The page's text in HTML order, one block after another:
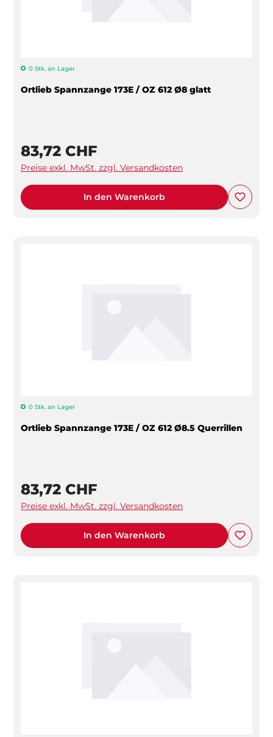
0 Stk. an Lager
Ortlieb Spannzange 173E / OZ 612 Ø8 glatt
83,72 CHF
Preise exkl. MwSt. zzgl. Versandkosten
In den Warenkorb
0 Stk. an Lager
Ortlieb Spannzange 173E / OZ 612 Ø8.5 Querrillen
83,72 CHF
Preise exkl. MwSt. zzgl. Versandkosten
In den Warenkorb